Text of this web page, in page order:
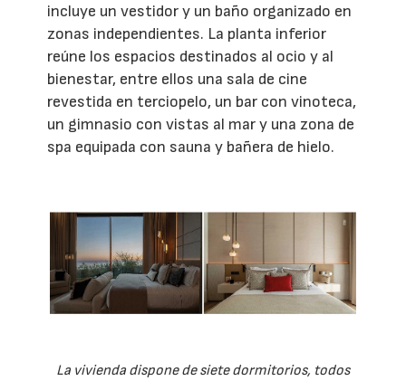
incluye un vestidor y un baño organizado en
zonas independientes. La planta inferior
reúne los espacios destinados al ocio y al
bienestar, entre ellos una sala de cine
revestida en terciopelo, un bar con vinoteca,
un gimnasio con vistas al mar y una zona de
spa equipada con sauna y bañera de hielo.
La vivienda dispone de siete dormitorios, todos